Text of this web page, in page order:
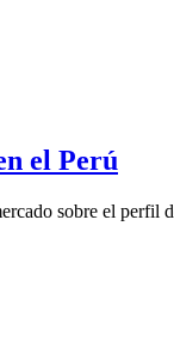
el Perú
sobre el perfil